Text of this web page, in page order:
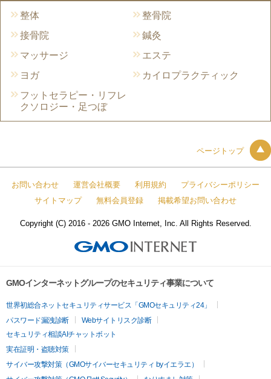
整体
整骨院
接骨院
鍼灸
マッサージ
エステ
ヨガ
カイロプラクティック
フットセラピー・リフレ
クソロジー・足つぼ
ページトップ
お問い合わせ 運営会社概要 利用規約
プライバシーポリシー
サイトマップ
無料会員登録 掲載希望お問い合わせ
Copyright (C) 2016 - 2026 GMO Internet, Inc. All Rights Reserved.
GMOインターネットグループのセキュリティ事業について
世界初総合ネットセキュリティサービス「GMOセキュリティ24」
パスワード漏洩診断
Webサイトリスク診断
セキュリティ相談AIチャットボット
実在証明・盗聴対策
サイバー攻撃対策（GMOサイバーセキュリティ byイエラエ）